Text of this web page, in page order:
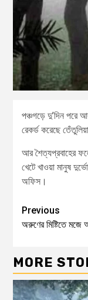
পঞ্চগড়ে দু’দিন পরে
রেকর্ড করেছে
আর শৈত্যপ্রবাহের
খেটে খাওয়া মানুষ
অফিস।
Previous
অরুণের মিষ্টিতে
MORE